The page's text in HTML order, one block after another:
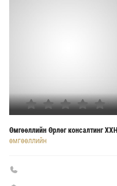
Өмгөөллийн Өрлөг консалтинг ХХН
ӨМГӨӨЛЛИЙН